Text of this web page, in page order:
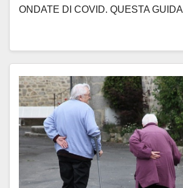
ONDATE DI COVID. QUESTA